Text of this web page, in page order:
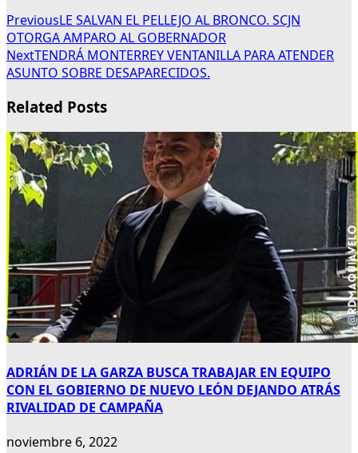
PreviousLE SALVAN EL PELLEJO AL BRONCO. SCJN
OTORGA AMPARO AL GOBERNADOR
NextTENDRÁ MONTERREY VENTANILLA PARA ATENDER
ASUNTO SOBRE DESAPARECIDOS.
Related Posts
ADRIÁN DE LA GARZA BUSCA TRABAJAR EN EQUIPO
CON EL GOBIERNO DE NUEVO LEÓN DEJANDO ATRÁS
RIVALIDAD DE CAMPAÑA
noviembre 6, 2022